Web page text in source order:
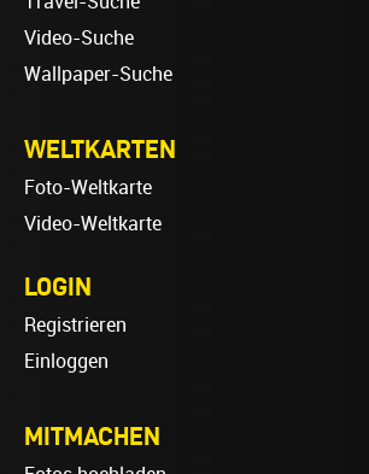
Video-Suche
Wallpaper-Suche
WELTKARTEN
Foto-Weltkarte
Video-Weltkarte
LOGIN
Registrieren
Einloggen
MITMACHEN